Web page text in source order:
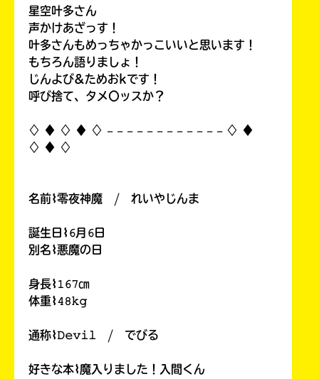
星空叶多さん
声かけあざっす！
叶多さんもめっちゃかっこいいと思います！
もちろん語りましょ！
じんよび&ためおkです！
呼び捨て、タメ〇ッスか？
♢ ♦︎ ♢ ♦︎ ♢ 𓐄 𓐄 𓐄 𓐄 𓐄 𓐄 𓐄 𓐄 𓐄 𓐄 𓐄 𓐄 ♢ ♦︎
♢ ♦︎ ♢
名前⌇零夜神魔 / れいやじんま
誕生日⌇𝟼月𝟼日
別名⌇悪魔の日
身長⌇𝟷𝟼𝟽㎝
体重⌇𝟺𝟾𝚔𝚐
通称⌇𝙳𝚎𝚟𝚒𝚕 / でびる
好きな本⌇魔入りました！入間くん